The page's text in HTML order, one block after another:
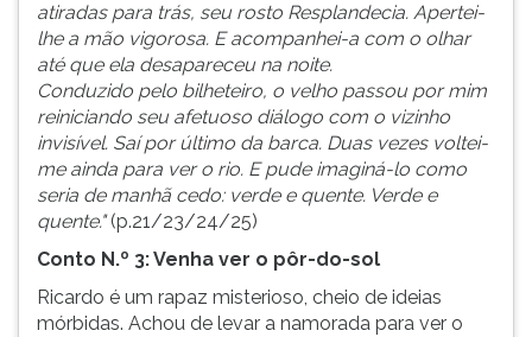
atiradas para trás, seu rosto Resplandecia. Apertei-
lhe a mão vigorosa. E acompanhei-a com o olhar
até que ela desapareceu na noite.
Conduzido pelo bilheteiro, o velho passou por mim
reiniciando seu afetuoso diálogo com o vizinho
invisível. Saí por último da barca. Duas vezes voltei-
me ainda para ver o rio. E pude imaginá-lo como
seria de manhã cedo: verde e quente. Verde e
quente."(p.21/23/24/25)
Conto N.º 3: Venha ver o pôr-do-sol
Ricardo é um rapaz misterioso, cheio de ideias
mórbidas. Achou de levar a namorada para ver o